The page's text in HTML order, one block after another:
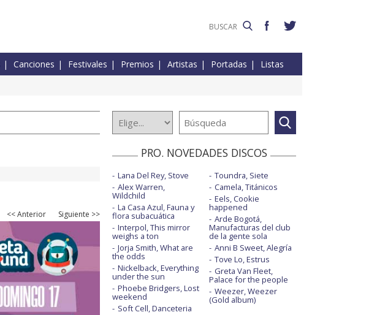
Canciones Festivales Premios Artistas Portadas Listas
<< Anterior Siguiente >>
PRO. NOVEDADES DISCOS
Lana Del Rey, Stove
Alex Warren,
Wildchild
La Casa Azul, Fauna y
flora subacuática
Interpol, This mirror
weighs a ton
Jorja Smith, What are
the odds
Nickelback, Everything
under the sun
Phoebe Bridgers, Lost
weekend
Soft Cell, Danceteria
Toundra, Siete
Camela, Titánicos
Eels, Cookie
happened
Arde Bogotá,
Manufacturas del club
de la gente sola
Anni B Sweet, Alegría
Tove Lo, Estrus
Greta Van Fleet,
Palace for the people
Weezer, Weezer
(Gold album)